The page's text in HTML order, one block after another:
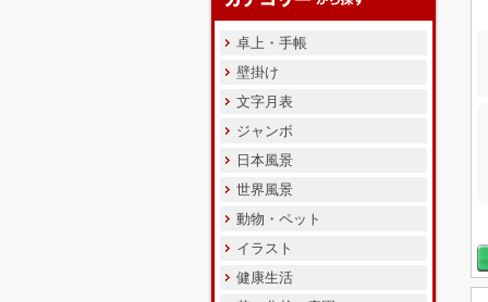
卓上・手帳
壁掛け
文字月表
ジャンボ
日本風景
世界風景
動物・ペット
イラスト
健康生活